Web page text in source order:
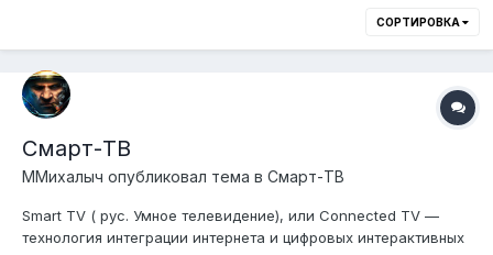
СОРТИРОВКА
Смарт-ТВ
ММихалыч опубликовал тема в Смарт-ТВ
Smart TV ( рус. Умное телевидение), или Connected TV —
технология интеграции интернета и цифровых интерактивных